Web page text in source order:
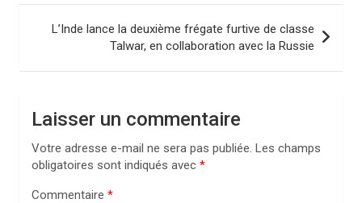
g
L’Inde lance la deuxième frégate furtive de classe
Talwar, en collaboration avec la Russie
Laisser un commentaire
Votre adresse e-mail ne sera pas publiée. Les champs
obligatoires sont indiqués avec *
Commentaire *